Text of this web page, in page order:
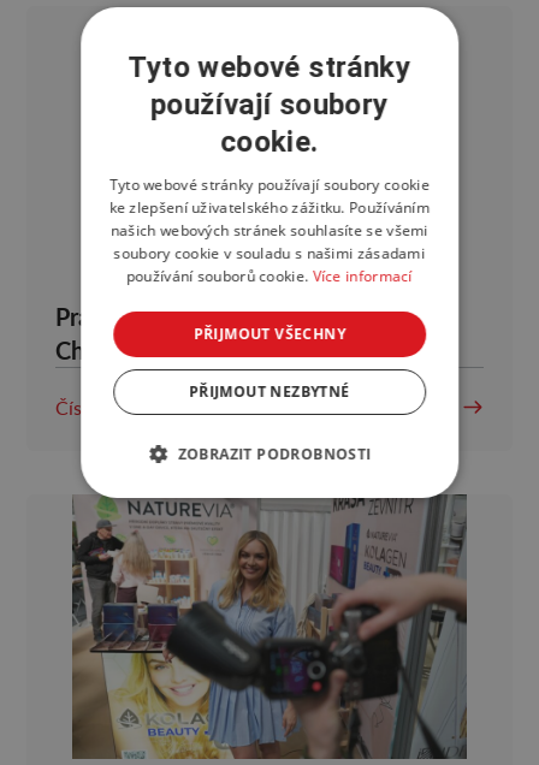
Prague Pokémon Regional
Championships 2026 přivítá v Praze
hráče z celé Evropy
Číst více
Tyto webové stránky
používají soubory
cookie.
Tyto webové stránky používají soubory cookie
ke zlepšení uživatelského zážitku. Používáním
našich webových stránek souhlasíte se všemi
soubory cookie v souladu s našimi zásadami
používání souborů cookie. Více informací
PŘIJMOUT VŠECHNY
PŘIJMOUT NEZBYTNÉ
ZOBRAZIT PODROBNOSTI